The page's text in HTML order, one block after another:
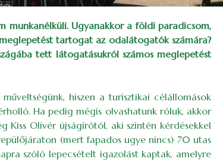
munkanélküli. Ugyanakkor a földi paradicsom,
tartogat az odalátogatók számára?
tett látogatásukról számos meglepetést
hiszen a turisztikai célállomások
Ha pedig mégis olvashatunk róluk, akkor
Kiss Olivér újságírótól, aki szintén kérdésekkel
(mert fapados ugye nincs) 70 utas
szóló lepecsételt igazolást kaptak, amelyre